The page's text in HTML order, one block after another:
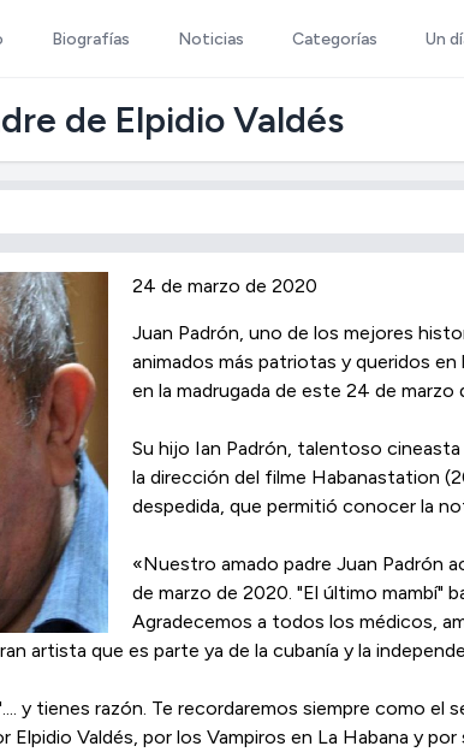
Biografías Noticias Categorías Un
de Elpidio Valdés
24 de marzo de 2020
Juan Padrón, uno de los mejores
animados más patriotas y queridos
en la madrugada de este 24 de marzo
Su hijo Ian Padrón, talentoso
la dirección del filme Habanastation
despedida, que permitió conocer la
«Nuestro amado padre Juan Padrón
de marzo de 2020. "El último mambí"
Agradecemos a todos los médicos,
artista que es parte ya de la cubanía y la
y tienes razón. Te recordaremos siempre como el
Elpidio Valdés, por los Vampiros en La Habana y